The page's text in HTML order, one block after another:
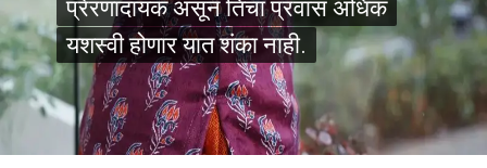
प्रेरणादायक असून तिचा प्रवास अधिक
यशस्वी होणार यात शंका नाही.
प्रेरणादायक असून तिचा प्रवास अधिक
यशस्वी होणार यात शंका नाही.